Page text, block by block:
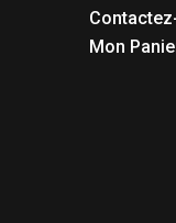
Mon